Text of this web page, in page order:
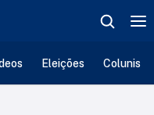
Eleições